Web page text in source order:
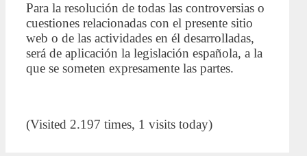
Para la resolución de todas las controversias o
cuestiones relacionadas con el presente sitio
web o de las actividades en él desarrolladas,
será de aplicación la legislación española, a la
que se someten expresamente las partes.
(Visited 2.197 times, 1 visits today)